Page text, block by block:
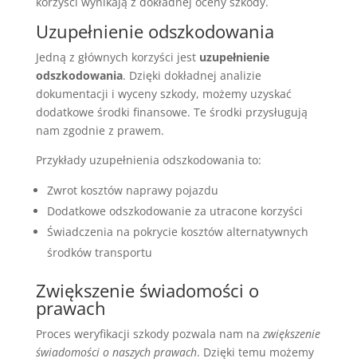
Uzupełnienie odszkodowania
Jedną z głównych korzyści jest uzupełnienie
odszkodowania. Dzięki dokładnej analizie
dokumentacji i wyceny szkody, możemy uzyskać
dodatkowe środki finansowe. Te środki przysługują
nam zgodnie z prawem.
Przykłady uzupełnienia odszkodowania to:
Zwrot kosztów naprawy pojazdu
Dodatkowe odszkodowanie za utracone korzyści
Świadczenia na pokrycie kosztów alternatywnych
środków transportu
Zwiększenie świadomości o
prawach
Proces weryfikacji szkody pozwala nam na zwiększenie
świadomości o naszych prawach. Dzięki temu możemy